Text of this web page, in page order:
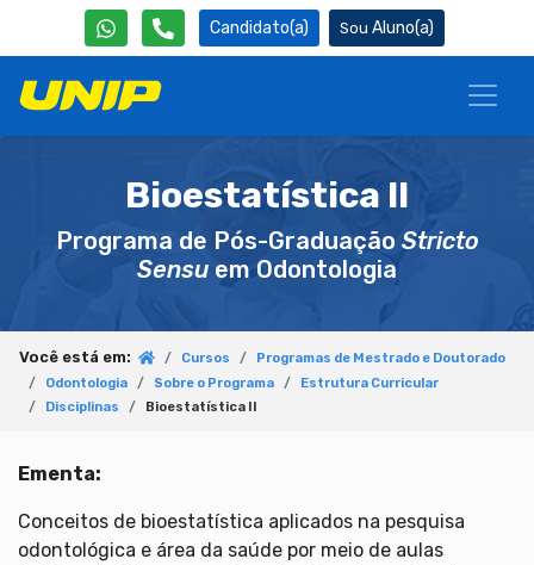
Candidato(a) Aluno(a)
Bioestatística II
Programa de Pós-Graduação Stricto
Sensu em Odontologia
Você está em: Cursos
Programas de Mestrado e Doutorado
Odontologia
Sobre o Programa
Estrutura Curricular
Disciplinas
Bioestatística II
Ementa:
Conceitos de bioestatística aplicados na pesquisa
odontológica e área da saúde por meio de aulas